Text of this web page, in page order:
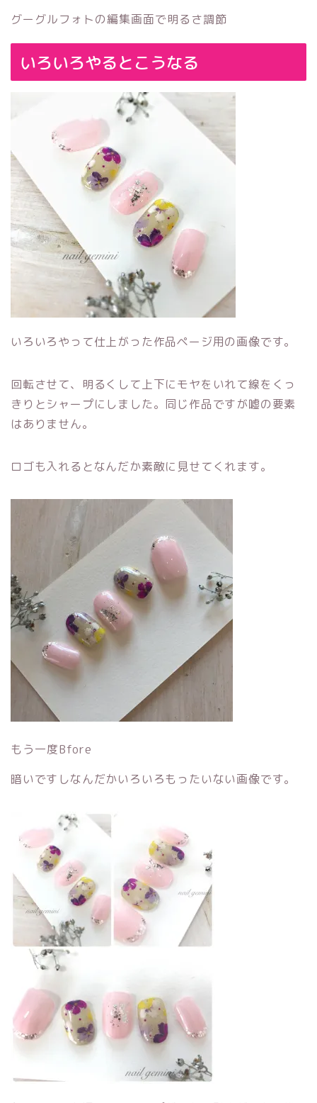
グーグルフォトの編集画面で明るさ調節
いろいろやるとこうなる
いろいろやって仕上がった作品ページ用の画像です。
回転させて、明るくして上下にモヤをいれて線をくっ
きりとシャープにしました。同じ作品ですが嘘の要素
はありません。
ロゴも入れるとなんだか素敵に見せてくれます。
もう一度Bfore
暗いですしなんだかいろいろもったいない画像です。